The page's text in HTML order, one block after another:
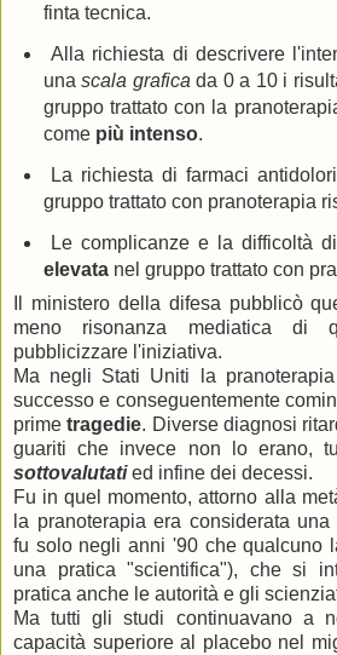
finta tecnica.
Alla richiesta di descrivere
unascala grafica da 0 a 10 i
gruppo trattato con la
come più intenso.
La richiesta di farmaci
gruppo trattato con pranoterapia
Le complicanze e la difficoltà
elevatanel gruppo trattato con
Il ministero della difesa pubblicò
meno risonanza mediatica di
pubblicizzare l'iniziativa.
Ma negli Stati Uniti la
successo e conseguentemente
primetragedie. Diverse diagnosi
guariti che invece non lo erano,
sottovalutatied infine dei decessi.
Fu in quel momento, attorno alla
la pranoterapia era considerata una
fu solo negli anni '90 che qualcuno
una pratica "scientifica"), che si
pratica anche le autorità e gli
Ma tutti gli studi continuavano a
capacità superiore al placebo nel